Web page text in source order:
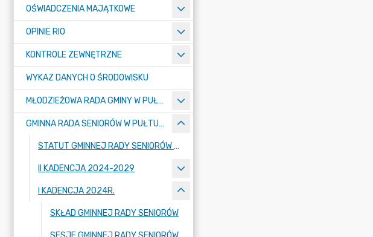
OŚWIADCZENIA MAJĄTKOWE
OPINIE RIO
KONTROLE ZEWNĘTRZNE
WYKAZ DANYCH O ŚRODOWISKU
MŁODZIEŻOWA RADA GMINY W PUŁTUSKU
GMINNA RADA SENIORÓW W PUŁTUSKU
STATUT GMINNEJ RADY SENIORÓW W PUŁTUSKU
II KADENCJA 2024-2029
I KADENCJA 2024R.
SKŁAD GMINNEJ RADY SENIORÓW